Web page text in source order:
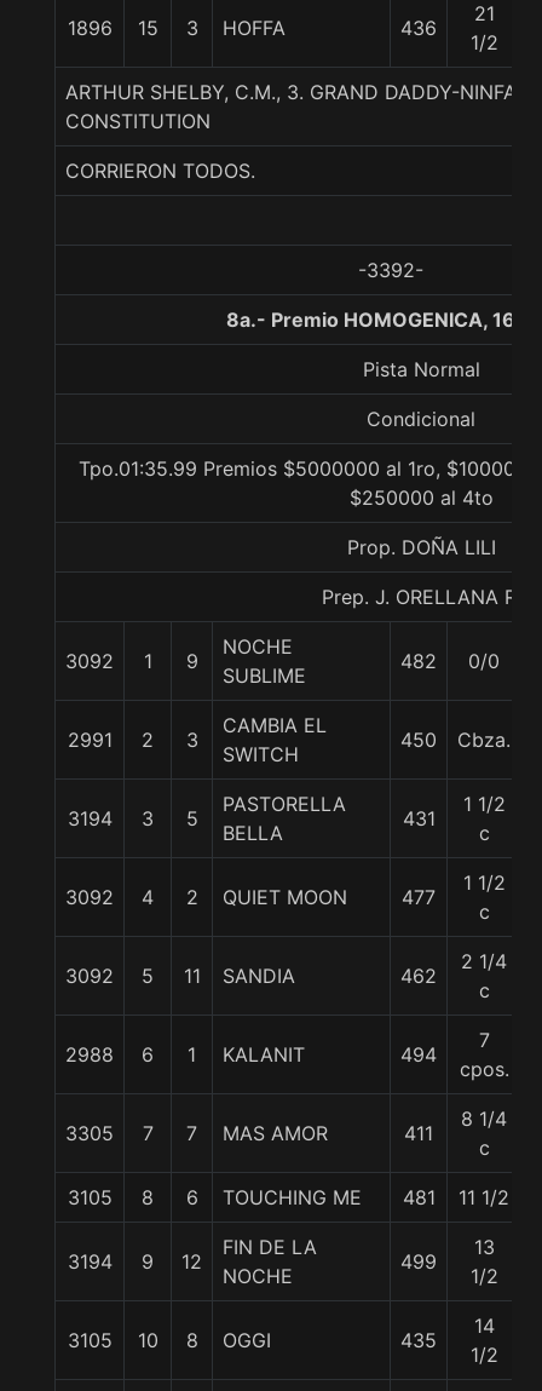
1896 15 3 HOFFA 436
21
1/2
ARTHUR SHELBY, C.M., 3. GRAND DADDY-NINFA
CONSTITUTION
CORRIERON TODOS.
-3392-
8a.- Premio HOMOGENICA,
Pista Normal
Condicional
Tpo.01:35.99 Premios $5000000 al 1ro,
$250000 al 4to
Prop. DOÑA LILI
Prep. J. ORELLANA R.
3092 1 9
NOCHE
SUBLIME
482 0/0
2991 2 3
CAMBIA EL
SWITCH
450 Cbza.
3194 3 5
PASTORELLA
BELLA
431
1 1/2
c
3092 4 2 QUIET MOON 477
1 1/2
c
3092 5 11 SANDIA 462
2 1/4
c
2988 6 1 KALANIT 494
7
cpos.
3305 7 7 MAS AMOR 411
8 1/4
c
3105 8 6 TOUCHING ME 481 11 1/2
3194 9 12
FIN DE LA
NOCHE
499
13
1/2
3105 10 8 OGGI 435
14
1/2